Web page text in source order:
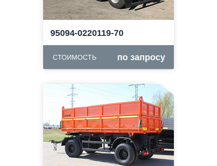
95094-0220119-70
СТОИМОСТЬ по запросу